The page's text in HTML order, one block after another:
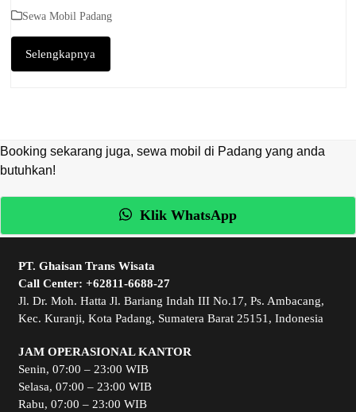
Sewa Mobil Padang
Selengkapnya
Booking sekarang juga, sewa mobil di Padang yang anda
butuhkan!
Klik WhatsApp
PT. Ghaisan Trans Wisata
Call Center: +62811-6688-27
Jl. Dr. Moh. Hatta Jl. Bariang Indah III No.17, Ps. Ambacang,
Kec. Kuranji, Kota Padang, Sumatera Barat 25151, Indonesia
JAM OPERASIONAL KANTOR
Senin, 07:00 – 23:00 WIB
Selasa, 07:00 – 23:00 WIB
Rabu, 07:00 – 23:00 WIB